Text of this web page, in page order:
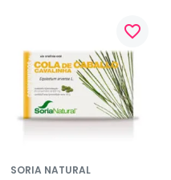
favorite_border
SORIA NATURAL